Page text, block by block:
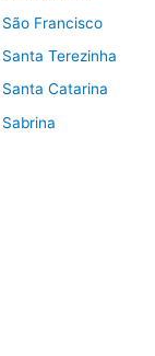
Francisco
Terezinha
Catarina